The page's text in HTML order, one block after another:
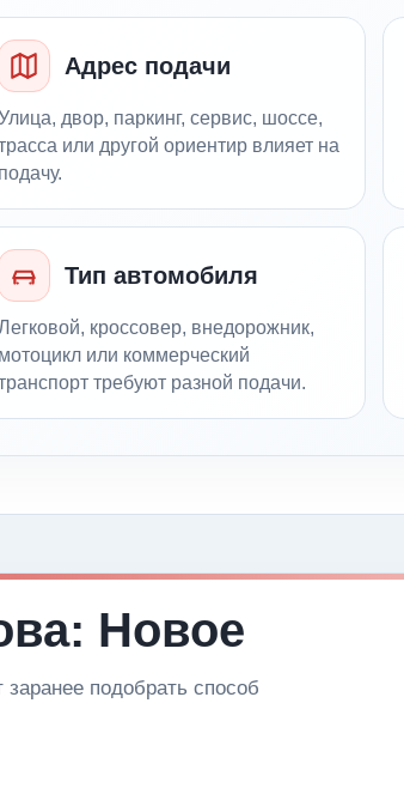
Адрес подачи
Улица, двор, паркинг, сервис, шоссе,
или другой ориентир влияет на
подачу.
Тип автомобиля
кроссовер, внедорожник,
мотоцикл или коммерческий
требуют разной подачи.
Новое
подобрать способ